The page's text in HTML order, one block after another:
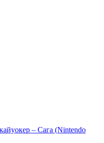
– Сага (Nintendo